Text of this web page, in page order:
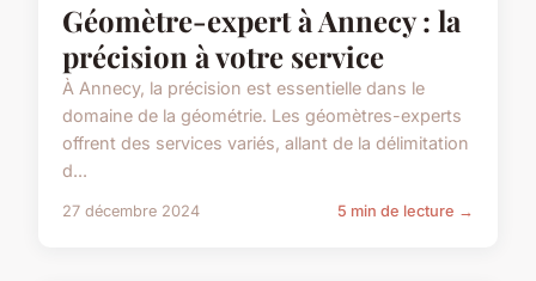
Géomètre-expert à Annecy : la
précision à votre service
À Annecy, la précision est essentielle dans le
domaine de la géométrie. Les géomètres-experts
offrent des services variés, allant de la délimitation
d...
27 décembre 2024 5 min de lecture →